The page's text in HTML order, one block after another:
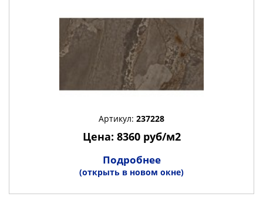
Артикул: 237228
Цена: 8360 руб/м2
Подробнее
(открыть в новом окне)